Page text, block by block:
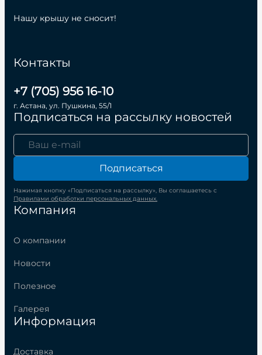
Компания
О компании
Новости
Полезное
Галерея
Информация
Доставка
Контакты
+7 (705) 956 16-10
г. Астана, ул. Пушкина, 55/1
Подписаться на рассылку новостей
Подписаться
Нажимая кнопку «Подписаться на рассылку», Вы соглашаетесь с
Правилами обработки персональных данных.
Нашу крышу не сносит!